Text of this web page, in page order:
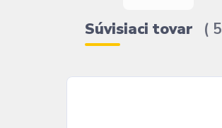
Súvisiaci tovar 5